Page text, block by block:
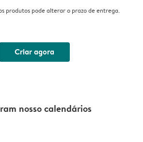
produtos pode alterar o prazo de entrega.
Criar agora
nosso calendários